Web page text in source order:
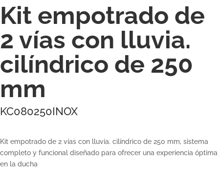
Kit empotrado de
2 vías con lluvia.
cilíndrico de 250
mm
KC080250INOX
Kit empotrado de 2 vías con lluvia. cilíndrico de 250 mm, sistema
completo y funcional diseñado para ofrecer una experiencia óptima
en la ducha